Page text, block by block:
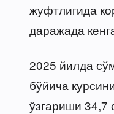
жуфтлигида
даражада
2025 йилда
бўйича
ўзгариши 34,7